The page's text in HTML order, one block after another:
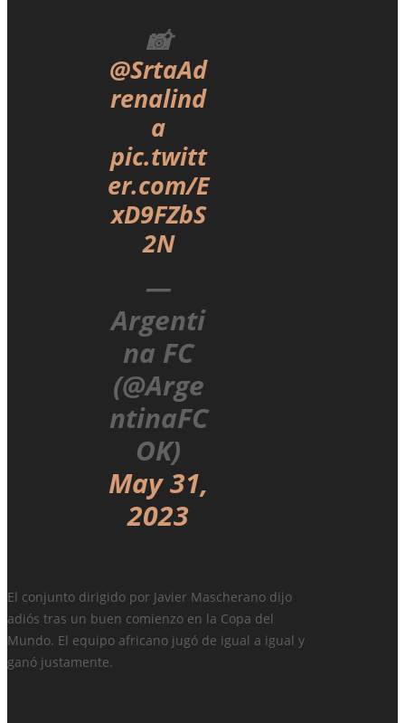
📸
@SrtaAd
renalind
a
pic.twitt
er.com/E
xD9FZbS
2N
—
Argenti
na FC
(@Arge
ntinaFC
OK)
May 31,
2023
El conjunto dirigido por Javier Mascherano dijo
adiós tras un buen comienzo en la Copa del
Mundo. El equipo africano jugó de igual a igual y
ganó justamente.